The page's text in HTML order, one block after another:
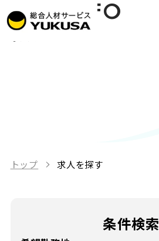
JOB INFO
トップ 求人を探す
条件検索